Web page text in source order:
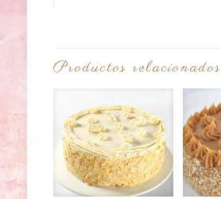
Productos relacionados